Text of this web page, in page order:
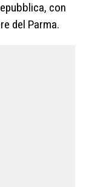
con
del Parma.